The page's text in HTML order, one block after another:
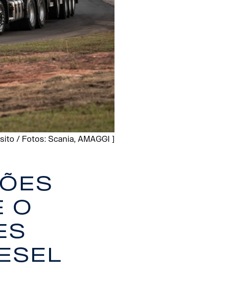
/ Fotos: Scania, AMAGGI ]
o